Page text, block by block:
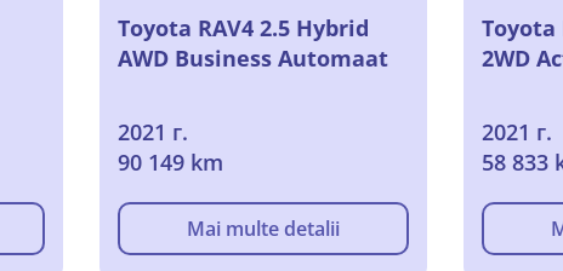
Toyota RAV4 2.5 Hybrid
AWD Business Automaat
2021 г.
90 149 km
Mai multe detalii
Toyota
2WD
2021 г.
58 833